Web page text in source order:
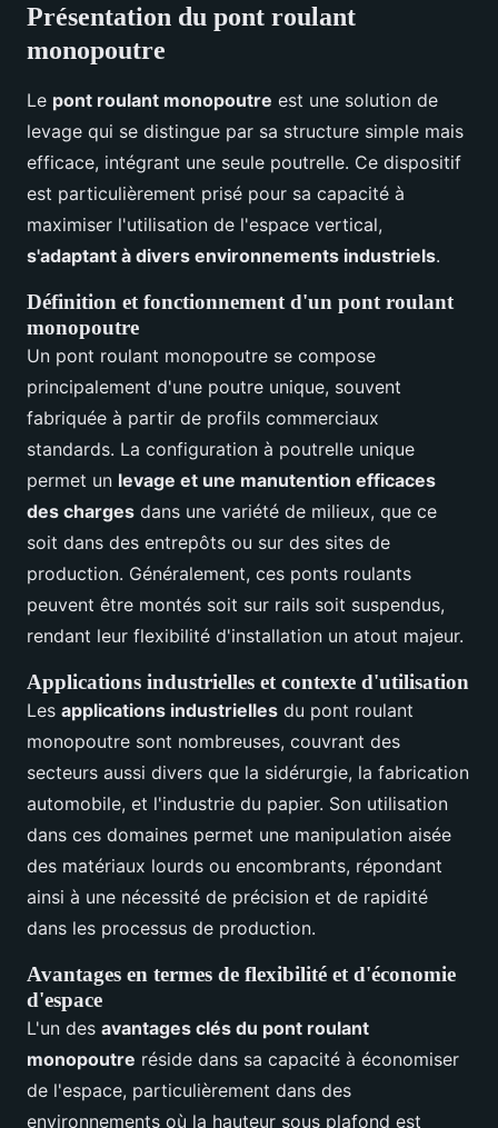
Présentation du pont roulant
monopoutre
Le pont roulant monopoutre est une solution de
levage qui se distingue par sa structure simple mais
efficace, intégrant une seule poutrelle. Ce dispositif
est particulièrement prisé pour sa capacité à
maximiser l'utilisation de l'espace vertical,
s'adaptant à divers environnements industriels.
Définition et fonctionnement d'un pont roulant
monopoutre
Un pont roulant monopoutre se compose
principalement d'une poutre unique, souvent
fabriquée à partir de profils commerciaux
standards. La configuration à poutrelle unique
permet un levage et une manutention efficaces
des charges dans une variété de milieux, que ce
soit dans des entrepôts ou sur des sites de
production. Généralement, ces ponts roulants
peuvent être montés soit sur rails soit suspendus,
rendant leur flexibilité d'installation un atout majeur.
Applications industrielles et contexte d'utilisation
Les applications industrielles du pont roulant
monopoutre sont nombreuses, couvrant des
secteurs aussi divers que la sidérurgie, la fabrication
automobile, et l'industrie du papier. Son utilisation
dans ces domaines permet une manipulation aisée
des matériaux lourds ou encombrants, répondant
ainsi à une nécessité de précision et de rapidité
dans les processus de production.
Avantages en termes de flexibilité et d'économie
d'espace
L'un des avantages clés du pont roulant
monopoutre réside dans sa capacité à économiser
de l'espace, particulièrement dans des
environnements où la hauteur sous plafond est